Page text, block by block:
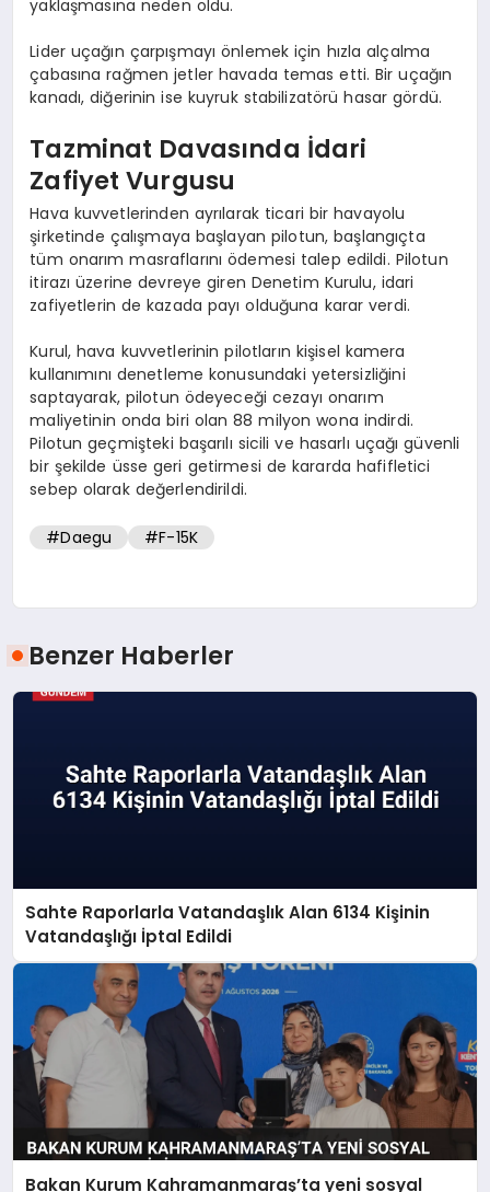
yaklaşmasına neden oldu.
Lider uçağın çarpışmayı önlemek için hızla alçalma
çabasına rağmen jetler havada temas etti. Bir uçağın
kanadı, diğerinin ise kuyruk stabilizatörü hasar gördü.
Tazminat Davasında İdari
Zafiyet Vurgusu
Hava kuvvetlerinden ayrılarak ticari bir havayolu
şirketinde çalışmaya başlayan pilotun, başlangıçta
tüm onarım masraflarını ödemesi talep edildi. Pilotun
itirazı üzerine devreye giren Denetim Kurulu, idari
zafiyetlerin de kazada payı olduğuna karar verdi.
Kurul, hava kuvvetlerinin pilotların kişisel kamera
kullanımını denetleme konusundaki yetersizliğini
saptayarak, pilotun ödeyeceği cezayı onarım
maliyetinin onda biri olan 88 milyon wona indirdi.
Pilotun geçmişteki başarılı sicili ve hasarlı uçağı güvenli
bir şekilde üsse geri getirmesi de kararda hafifletici
sebep olarak değerlendirildi.
#Daegu #F-15K
Benzer Haberler
Sahte Raporlarla Vatandaşlık Alan 6134 Kişinin
Vatandaşlığı İptal Edildi
Bakan Kurum Kahramanmaraş’ta yeni sosyal